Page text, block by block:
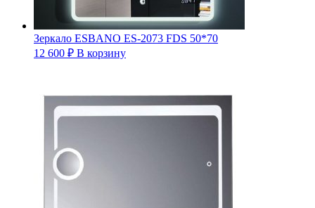
Зеркало ESBANO ES-2073 FDS 50*70
12 600 ₽ В корзину